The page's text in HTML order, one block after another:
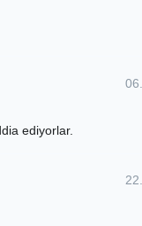
ediyorlar.